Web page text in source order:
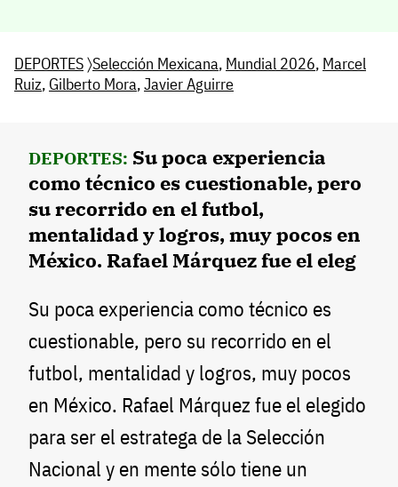
DEPORTES〉Selección Mexicana, Mundial 2026, Marcel
Ruiz, Gilberto Mora,Javier Aguirre
DEPORTES: Su poca experiencia
como técnico es cuestionable, pero
su recorrido en el futbol,
mentalidad y logros, muy pocos en
México. Rafael Márquez fue el eleg
Su poca experiencia como técnico es
cuestionable, pero su recorrido en el
futbol, mentalidad y logros, muy pocos
en México. Rafael Márquez fue el elegido
para ser el estratega de la Selección
Nacional y en mente sólo tiene un